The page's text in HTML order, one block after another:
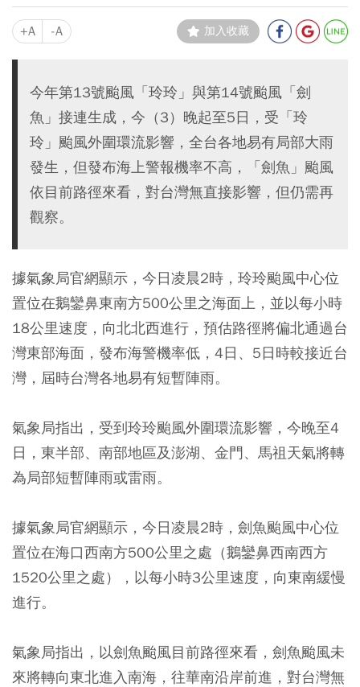
+A -A 加入收藏
今年第13號颱風「玲玲」與第14號颱風「劍
魚」接連生成，今（3）晚起至5日，受「玲
玲」颱風外圍環流影響，全台各地易有局部大雨
發生，但發布海上警報機率不高，「劍魚」颱風
依目前路徑來看，對台灣無直接影響，但仍需再
觀察。
據氣象局官網顯示，今日凌晨2時，玲玲颱風中心位
置位在鵝鑾鼻東南方500公里之海面上，並以每小時
18公里速度，向北北西進行，預估路徑將偏北通過台
灣東部海面，發布海警機率低，4日、5日時較接近台
灣，屆時台灣各地易有短暫陣雨。
氣象局指出，受到玲玲颱風外圍環流影響，今晚至4
日，東半部、南部地區及澎湖、金門、馬祖天氣將轉
為局部短暫陣雨或雷雨。
據氣象局官網顯示，今日凌晨2時，劍魚颱風中心位
置位在海口西南方500公里之處（鵝鑾鼻西南西方
1520公里之處），以每小時3公里速度，向東南緩慢
進行。
氣象局指出，以劍魚颱風目前路徑來看，劍魚颱風未
來將轉向東北進入南海，往華南沿岸前進，對台灣無